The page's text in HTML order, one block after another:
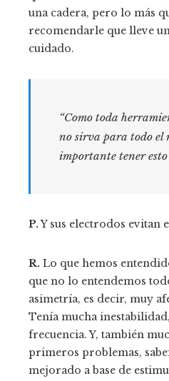
una cadera, pero lo más
recomendarle que lleve
cuidado.
“Como toda
no sirva para todo el
importante tener esto
P.Y sus electrodos evitan
R. Lo que hemos
que no lo entendemos
asimetría, es decir, muy
Tenía mucha
frecuencia. Y, también
primeros problemas,
mejorado a base de